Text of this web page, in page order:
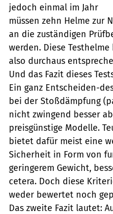
jedoch einmal im Jahr 
müssen zehn Helme zur
an die zuständigen
werden. Diese
also durchaus
Und das Fazit dieses
Ein ganz Entscheiden-
bei der Stoßdämpfung
nicht zwingend besser
preisgünstige Modelle.
bietet dafür meist eine
Sicherheit in Form von
geringerem Gewicht,
cetera. Doch diese
weder bewertet noch
Das zweite Fazit lautet: